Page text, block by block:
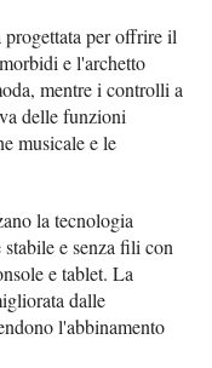
per offrire il
e l'archetto
mentre i controlli a
delle funzioni
musicale e le
la tecnologia
e senza fili con
e tablet. La
dalle
l'abbinamento